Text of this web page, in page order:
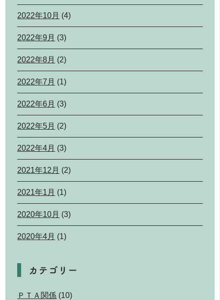
2022年10月 (4)
2022年9月 (3)
2022年8月 (2)
2022年7月 (1)
2022年6月 (3)
2022年5月 (2)
2022年4月 (3)
2021年12月 (2)
2021年1月 (1)
2020年10月 (3)
2020年4月 (1)
カテゴリー
ＰＴＡ関係 (10)